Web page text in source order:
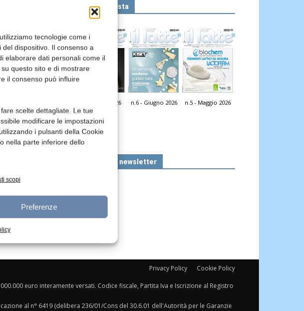
tecnologie come i
dispositivo. Il consenso a
elaborare dati personali come il
questo sito e di mostrare
il consenso può influire
scelte dettagliate. Le tue
modificare le impostazioni
i pulsanti della Cookie
nella parte inferiore dello
scopi
Preferenze
e
Leggi la rivista
n.7 - Luglio 2026 n.6 - Giugno 2026 n.5 - Maggio 2026
Edicola Web
Iscriviti alla newsletter
Privacy Policy Cookie Policy
euro interamente versati. Codice fiscale, Partita Iva e Iscrizione al Registro
al n° 6419 (delibera 236/01/Cons del 30.6.01 dell'Autorità per le Garanzie